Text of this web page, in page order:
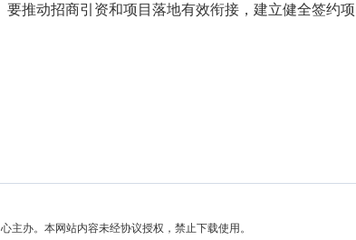
推动招商引资和项目落地有效衔接，建立健全签约项